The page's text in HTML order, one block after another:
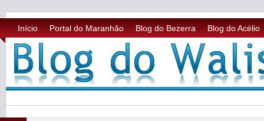
Início Portal do Maranhão Blog do Bezerra Blog do Acélio